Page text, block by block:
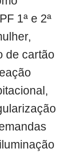
1ª e 2ª
de cartão